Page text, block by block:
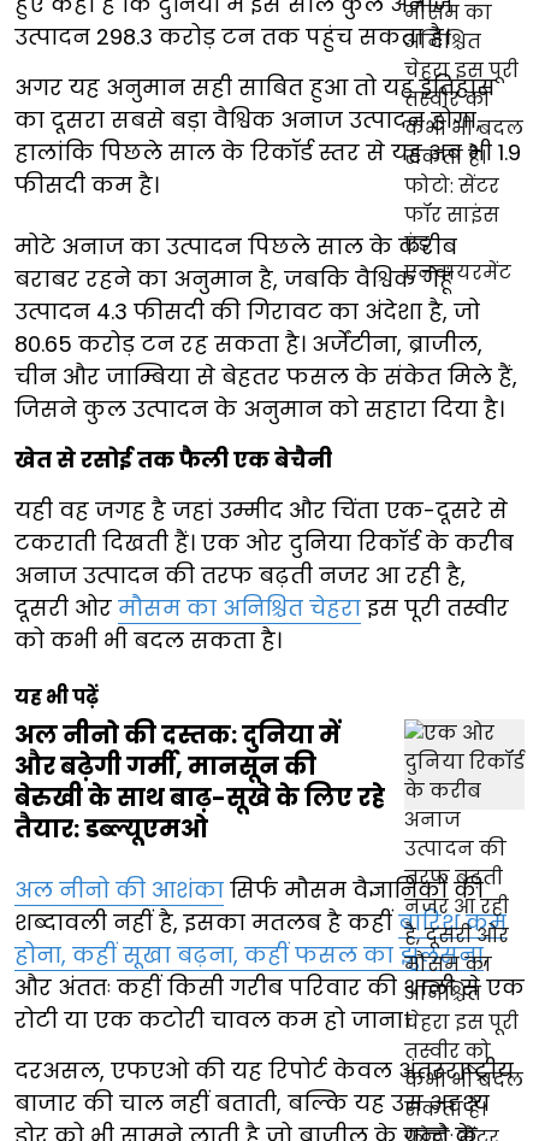
उत्पादन 298.3 करोड़ टन तक पहुंच सकता है।
अगर यह अनुमान सही साबित हुआ तो यह इतिहास
का दूसरा सबसे बड़ा वैश्विक अनाज उत्पादन होगा,
हालांकि पिछले साल के रिकॉर्ड स्तर से यह अब भी 1.9
फीसदी कम है।
मोटे अनाज का उत्पादन पिछले साल के करीब
बराबर रहने का अनुमान है, जबकि वैश्विक गेहूं
उत्पादन 4.3 फीसदी की गिरावट का अंदेशा है, जो
80.65 करोड़ टन रह सकता है। अर्जेंटीना, ब्राजील,
चीन और जाम्बिया से बेहतर फसल के संकेत मिले हैं,
जिसने कुल उत्पादन के अनुमान को सहारा दिया है।
खेत से रसोई तक फैली एक बेचैनी
यही वह जगह है जहां उम्मीद और चिंता एक-दूसरे से
टकराती दिखती हैं। एक ओर दुनिया रिकॉर्ड के करीब
अनाज उत्पादन की तरफ बढ़ती नजर आ रही है,
दूसरी ओर मौसम का अनिश्चित चेहराइस पूरी तस्वीर
को कभी भी बदल सकता है।
यह भी पढ़ें
अल नीनो की दस्तक: दुनिया में
और बढ़ेगी गर्मी, मानसून की
बेरुखी के साथ बाढ़-सूखे के लिए रहे
तैयार: डब्ल्यूएमओ
अल नीनो की आशंका सिर्फ मौसम वैज्ञानिकों की
शब्दावली नहीं है, इसका मतलब है कहींबारिश कम
होना, कहीं सूखा बढ़ना, कहीं फसल का झुलसना,
और अंततः कहीं किसी गरीब परिवार की थाली से एक
रोटी या एक कटोरी चावल कम हो जाना।
दरअसल, एफएओ की यह रिपोर्ट केवल अंतरराष्ट्रीय
बाजार की चाल नहीं बताती, बल्कि यह उस अदृश्य
डोर को भी सामने लाती है जो ब्राजील के गन्ने के